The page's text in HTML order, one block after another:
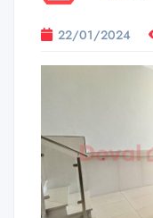
22/01/2024